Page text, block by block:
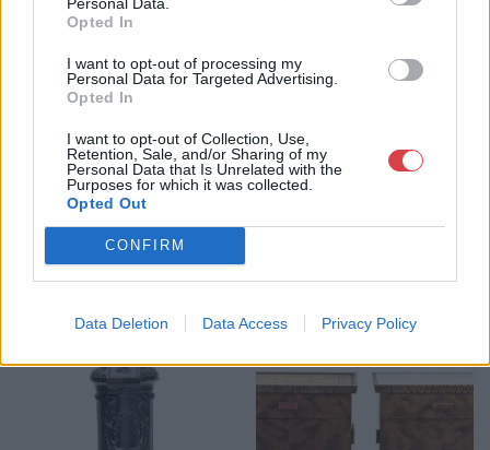
Opted In
I want to opt-out of processing my
Personal Data for Targeted Advertising.
Opted In
I want to opt-out of Collection, Use,
Retention, Sale, and/or Sharing of my
Personal Data that Is Unrelated with the
Purposes for which it was collected.
Opted Out
CONFIRM
Data Deletion Data Access Privacy Policy
http://www.biksady.com
KAPCSOLÓDÓ MŰTÁRGYAK